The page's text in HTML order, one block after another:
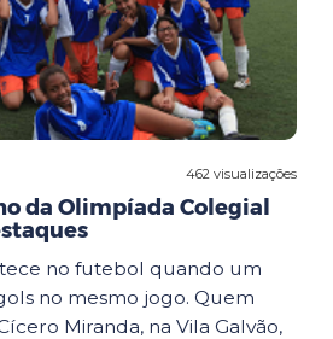
462 visualizações
da Olimpíada Colegial
no futebol quando um
no mesmo jogo. Quem
Miranda, na Vila Galvão,